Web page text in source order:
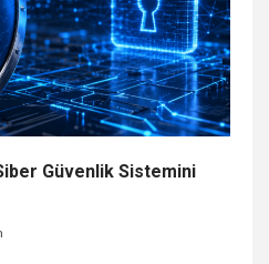
Güvenlik Sistemini